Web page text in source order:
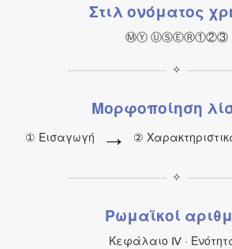
Στιλ ονόματος
ⓂⓎ ⓊⓈⒺⓇ①②③
✧
Μορφοποίηση
① Εισαγωγή → ②
✧
Ρωμαϊκοί
Κεφάλαιο Ⅳ ·